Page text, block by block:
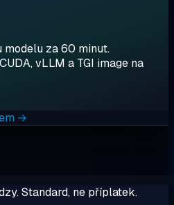
modelu za 60 minut.
vLLM a TGI image na
→
Standard, ne příplatek.